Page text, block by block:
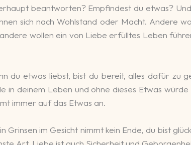
beantworten? Empfindest du etwas?
sich nach Wohlstand oder Macht. Andere
wollen ein von Liebe erfülltes Leben
du etwas liebst, bist du bereit, alles dafür zu
in deinem Leben und ohne dieses Etwas
immer auf das Etwas an.
im Gesicht nimmt kein Ende, du bist